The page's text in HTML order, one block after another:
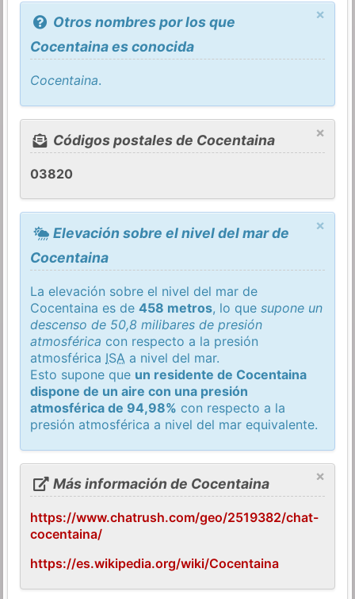
×
Otros nombres por los que
Cocentaina es conocida
Cocentaina.
×
Códigos postales de Cocentaina
03820
×
Elevación sobre el nivel del mar de
Cocentaina
La elevación sobre el nivel del mar de
Cocentaina es de458 metros, lo quesupone un
descenso de 50,8 milibares de presión
atmosférica con respecto a la presión
atmosférica ISA a nivel del mar.
Esto supone que un residente de Cocentaina
dispone de un aire con una presión
atmosférica de 94,98% con respecto a la
presión atmosférica a nivel del mar equivalente.
×
Más información de Cocentaina
https://www.chatrush.com/geo/2519382/chat-
cocentaina/
https://es.wikipedia.org/wiki/Cocentaina